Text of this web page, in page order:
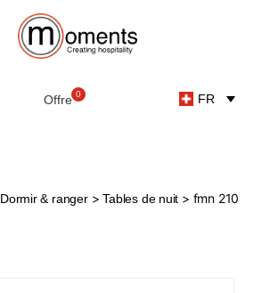
0 FR
Dormir & ranger>Tables de nuit > fmn 210